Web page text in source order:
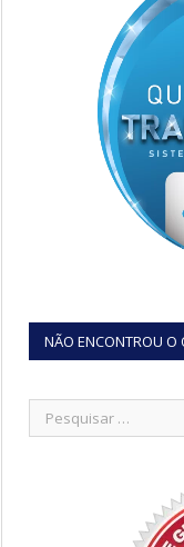
NÃO ENCONTROU O